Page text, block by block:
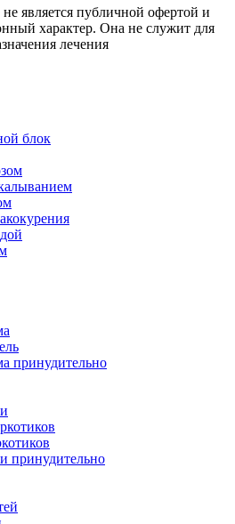
является публичной офертой и
характер. Она не служит для
лечения
блок
принудительно
принудительно